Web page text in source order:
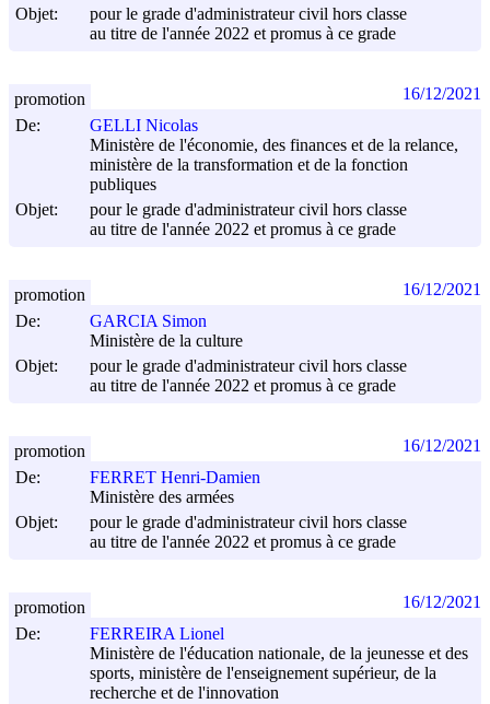
Objet:
pour le grade d'administrateur civil hors classe
au titre de l'année 2022 et promus à ce grade
De:
GELLI Nicolas
Ministère de l'économie, des finances et de la relance,
ministère de la transformation et de la fonction
publiques
Objet:
pour le grade d'administrateur civil hors classe
au titre de l'année 2022 et promus à ce grade
promotion 16/12/2021
De:
GARCIA Simon
Ministère de la culture
Objet:
pour le grade d'administrateur civil hors classe
au titre de l'année 2022 et promus à ce grade
promotion 16/12/2021
De:
FERRET Henri-Damien
Ministère des armées
Objet:
pour le grade d'administrateur civil hors classe
au titre de l'année 2022 et promus à ce grade
promotion 16/12/2021
De:
FERREIRA Lionel
Ministère de l'éducation nationale, de la jeunesse et des
sports, ministère de l'enseignement supérieur, de la
recherche et de l'innovation
promotion 16/12/2021